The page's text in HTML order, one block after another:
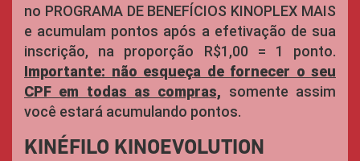
no PROGRAMA DE BENEFÍCIOS KINOPLEX MAIS
e acumulam pontos após a efetivação de sua
inscrição, na proporção R$1,00 = 1 ponto.
Importante: não esqueça de fornecer o seu
CPF em todas as compras, somente assim
você estará acumulando pontos.
KINÉFILO KINOEVOLUTION